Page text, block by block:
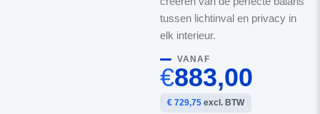
tussen lichtinval en privacy in
elk interieur.
VANAF
€883,00
€ 729,75excl. BTW